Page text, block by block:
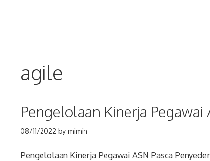
agile
Pengelolaan Kinerja Pegawai
08/11/2022 by mimin
Pengelolaan Kinerja Pegawai ASN Pasca